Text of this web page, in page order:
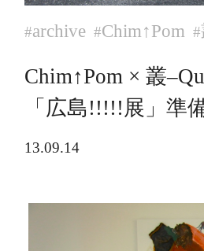
#archive #Chim↑Pom #
Chim↑Pom × 叢
「広島!!!!!展」準
13.09.14